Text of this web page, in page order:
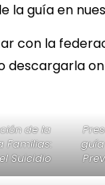
la guía en
con la
descargarla
de la
Familias:
Suicidio